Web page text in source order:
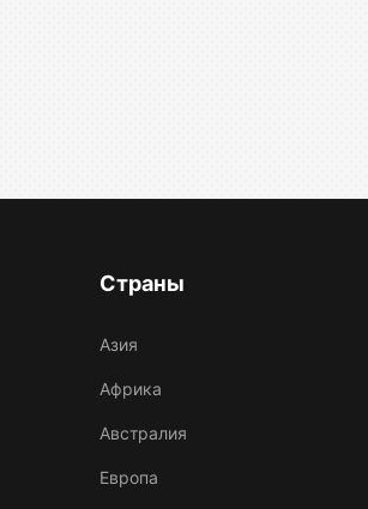
Страны
Азия
Африка
Австралия
Европа